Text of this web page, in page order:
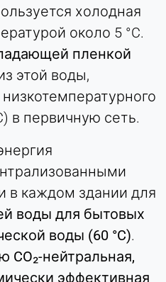
холодная
около 5 °C.
пленкой
этой воды,
в первичную сеть.
в каждом здании для
воды для бытовых
воды (60 °C).
CO₂-нейтральная,
эффективная